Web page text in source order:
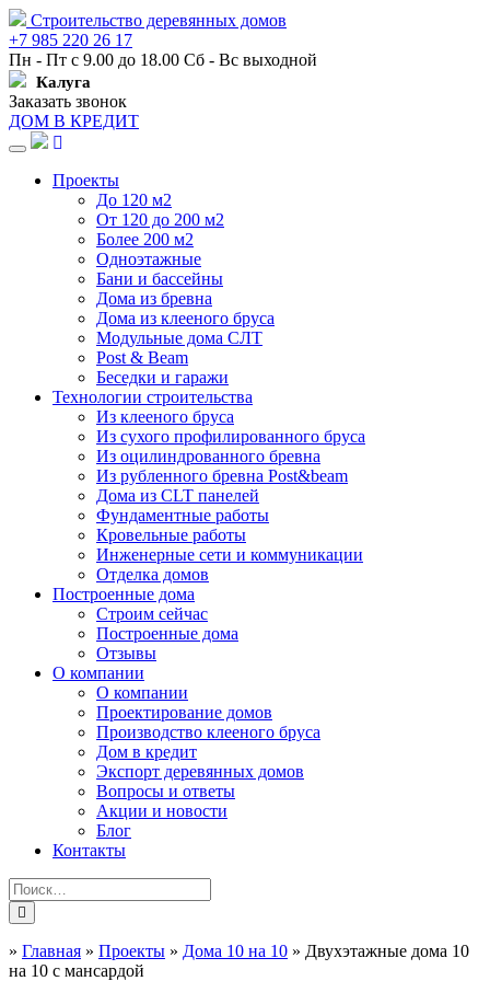
Строительство деревянных домов
+7 985 220 26 17
Пн - Пт с 9.00 до 18.00 Сб - Вс выходной
Калуга
Заказать звонок
ДОМ В КРЕДИТ
Навигация
Проекты
До 120 м2
От 120 до 200 м2
Более 200 м2
Одноэтажные
Бани и бассейны
Дома из бревна
Дома из клееного бруса
Модульные дома СЛТ
Post & Beam
Беседки и гаражи
Технологии строительства
Из клееного бруса
Из сухого профилированного бруса
Из оцилиндрованного бревна
Из рубленного бревна Post&beam
Дома из CLT панелей
Фундаментные работы
Кровельные работы
Инженерные сети и коммуникации
Отделка домов
Построенные дома
Строим сейчас
Построенные дома
Отзывы
О компании
О компании
Проектирование домов
Производство клееного бруса
Дом в кредит
Экспорт деревянных домов
Вопросы и ответы
Акции и новости
Блог
Контакты
» Главная » Проекты » Дома 10 на 10 » Двухэтажные дома 10
на 10 с мансардой